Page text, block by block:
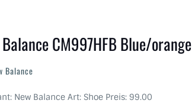
CM997HFB Blue/orange
Balance
New Balance Art: Shoe Preis: 99.00